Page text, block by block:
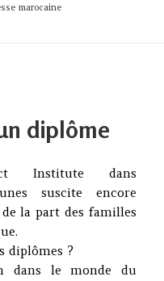
marocaine
diplôme
Institute dans
suscite encore
la part des familles
diplômes ?
dans le monde du